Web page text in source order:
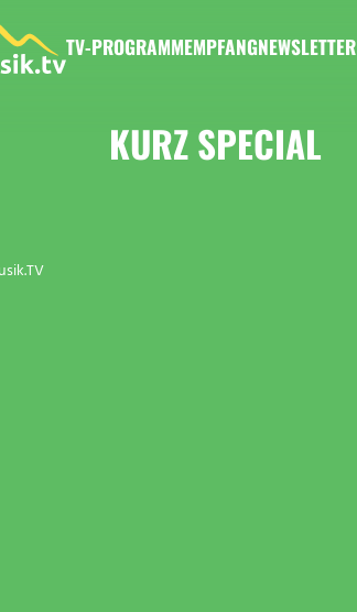
TV-PROGRAMMEMPFANGNEWSLETTER
KURZ SPECIAL